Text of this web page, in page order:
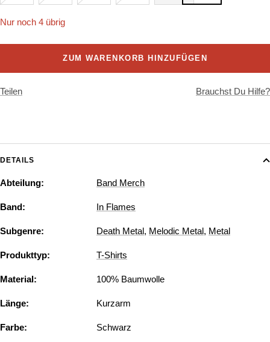
Nur noch 4 übrig
ZUM WARENKORB HINZUFÜGEN
Teilen Brauchst Du Hilfe?
DETAILS
Abteilung: Band Merch
Band: In Flames
Subgenre: Death Metal, Melodic Metal, Metal
Produkttyp: T-Shirts
Material: 100% Baumwolle
Länge: Kurzarm
Farbe: Schwarz